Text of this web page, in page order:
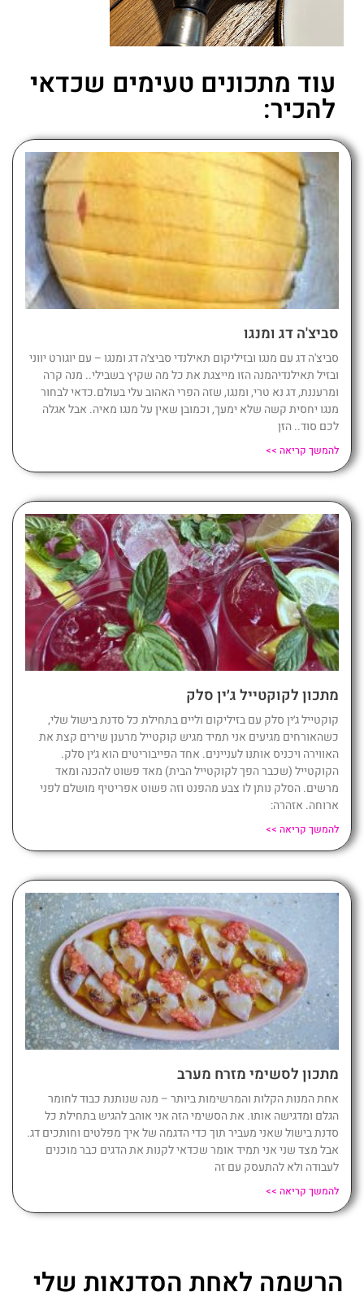
עוד מתכונים טעימים שכדאי
להכיר:
סביצ'ה דג ומנגו
סביצ'ה דג עם מנגו ובזיליקום תאילנדי סביצ׳ה דג ומנגו – עם יוגורט יווני
ובזיל תאילנדיהמנה הזו מייצגת את כל מה שקיץ בשבילי.. מנה קרה
ומרעננת, דג נא טרי, ומנגו, שזה הפרי האהוב עלי בעולם.כדאי לבחור
מנגו יחסית קשה שלא ימעך, וכמובן שאין על מנגו מאיה. אבל אגלה
לכם סוד.. הזן
להמשך קריאה >>
מתכון לקוקטייל ג׳ין סלק
קוקטייל ג׳ין סלק עם בזיליקום וליים בתחילת כל סדנת בישול שלי,
כשהאורחים מגיעים אני תמיד מגיש קוקטייל מרענן שירים קצת את
האווירה ויכניס אותנו לעניינים. אחד הפייבוריטים הוא ג׳ין סלק.
הקוקטייל (שכבר הפך לקוקטייל הבית) מאד פשוט להכנה ומאד
מרשים. הסלק נותן לו צבע מהפנט וזה פשוט אפריטיף מושלם לפני
ארוחה. אזהרה:
להמשך קריאה >>
מתכון לסשימי מזרח מערב
אחת המנות הקלות והמרשימות ביותר – מנה שנותנת כבוד לחומר
הגלם ומדגישה אותו. את הסשימי הזה אני אוהב להגיש בתחילת כל
סדנת בישול שאני מעביר תוך כדי הדגמה של איך מפלטים וחותכים דג.
אבל מצד שני אני תמיד אומר שכדאי לקנות את הדגים כבר מוכנים
לעבודה ולא להתעסק עם זה
להמשך קריאה >>
הרשמה לאחת הסדנאות שלי